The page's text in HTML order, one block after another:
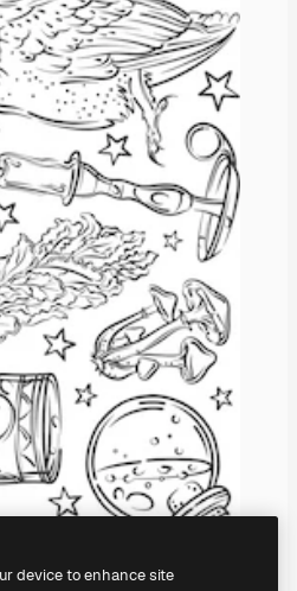
device to enhance site